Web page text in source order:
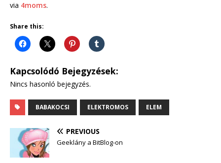
via 4moms.
Share this:
Kapcsolódó Bejegyzések:
Nincs hasonló bejegyzés.
BABAKOCSI ELEKTROMOS ELEM
PREVIOUS
Geeklány a BitBlog-on